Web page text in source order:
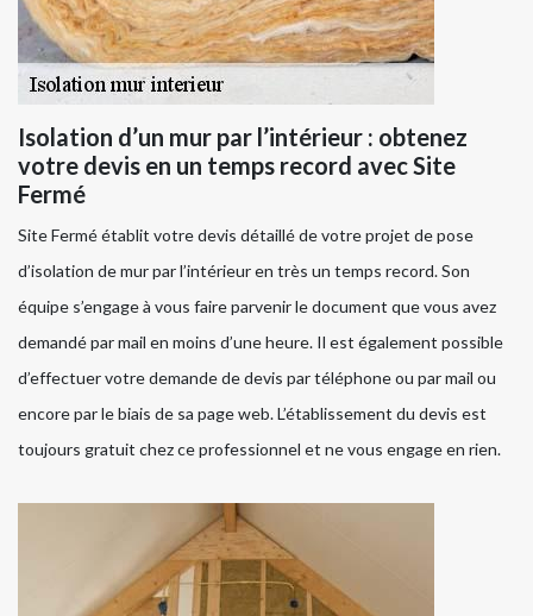
Isolation d’un mur par l’intérieur : obtenez
votre devis en un temps record avec Site
Fermé
Site Fermé établit votre devis détaillé de votre projet de pose
d’isolation de mur par l’intérieur en très un temps record. Son
équipe s’engage à vous faire parvenir le document que vous avez
demandé par mail en moins d’une heure. Il est également possible
d’effectuer votre demande de devis par téléphone ou par mail ou
encore par le biais de sa page web. L’établissement du devis est
toujours gratuit chez ce professionnel et ne vous engage en rien.